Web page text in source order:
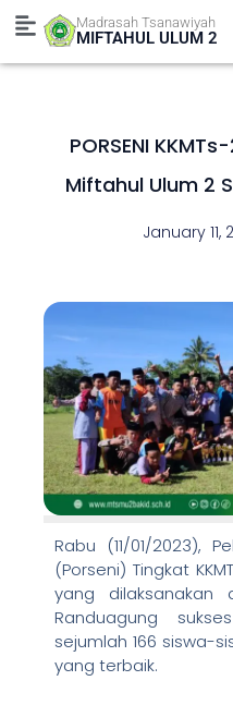
Skip
content
Madrasah Tsanawiyah
MIFTAHUL ULUM 2
PORSENI
Miftahul Ulum 2
January 11,
Rabu (11/01/2023),
(Porseni) Tingkat
yang dilaksanakan
Randuagung
sejumlah 166 siswa-
yang terbaik.